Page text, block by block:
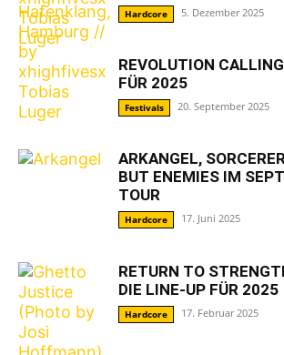
Hardcore 5. Dezember 2025
REVOLUTION
FÜR 2025
Festivals 20. September 2025
ARKANGEL,
BUT ENEMIES IM
TOUR
Hardcore 17. Juni 2025
RETURN TO
DIE LINE-UP FÜR 2025
Hardcore 17. Februar 2025